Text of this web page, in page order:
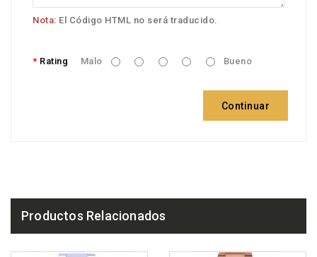
Nota: El Código HTML no será traducido.
Rating Malo Bueno
Continuar
Productos Relacionados